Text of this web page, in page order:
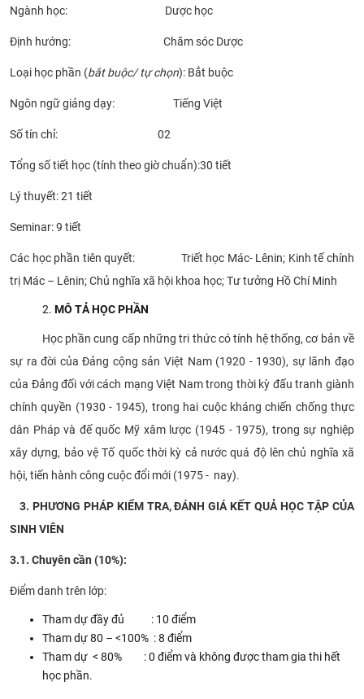
Ngành học: Dược học
Định hướng: Chăm sóc Dược
Loại học phần (bắt buộc/ tự chọn): Bắt buộc
Ngôn ngữ giảng dạy: Tiếng Việt
Số tín chỉ: 02
Tổng số tiết học (tính theo giờ chuẩn):30 tiết
Lý thuyết: 21 tiết
Seminar: 9 tiết
Các học phần tiên quyết: Triết học Mác- Lênin; Kinh tế chính
trị Mác – Lênin; Chủ nghĩa xã hội khoa học; Tư tưởng Hồ Chí Minh
MÔ TẢ HỌC PHẦN
Học phần cung cấp những tri thức có tính hệ thống, cơ bản về
sự ra đời của Đảng cộng sản Việt Nam (1920 - 1930), sự lãnh đạo
của Đảng đối với cách mạng Việt Nam trong thời kỳ đấu tranh giành
chính quyền (1930 - 1945), trong hai cuộc kháng chiến chống thực
dân Pháp và đế quốc Mỹ xâm lược (1945 - 1975), trong sự nghiệp
xây dựng, bảo vệ Tố quốc thời kỳ cả nước quá độ lên chủ nghĩa xã
hội, tiến hành công cuộc đổi mới (1975 - nay).
3. PHƯƠNG PHÁP KIỂM TRA, ĐÁNH GIÁ KẾT QUẢ HỌC TẬP CỦA
SINH VIÊN
3.1. Chuyên cần (10%):
Điểm danh trên lớp:
Tham dự đầy đủ : 10 điểm
Tham dự 80 – <100% : 8 điểm
Tham dự < 80% : 0 điểm và không được tham gia thi hết
học phần.